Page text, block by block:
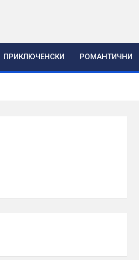
ПРИКЛЮЧЕНСКИ РОМАНТИЧНИ